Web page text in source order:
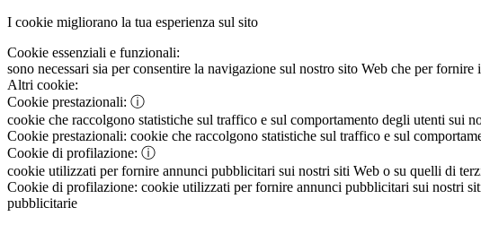
I cookie migliorano la tua esperienza sul sito
Cookie essenziali e funzionali:
sono necessari sia per consentire la navigazione sul nostro sito Web che per
Altri cookie:
Cookie prestazionali: ⓘ
cookie che raccolgono statistiche sul traffico e sul comportamento degli utenti sui
Cookie prestazionali: cookie che raccolgono statistiche sul traffico e sul
Cookie di profilazione: ⓘ
cookie utilizzati per fornire annunci pubblicitari sui nostri siti Web o su quelli di
Cookie di profilazione: cookie utilizzati per fornire annunci pubblicitari sui nostri
pubblicitarie